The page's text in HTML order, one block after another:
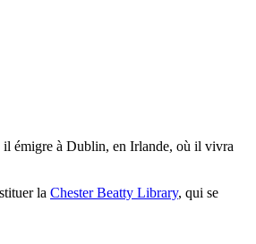
émigre à Dublin, en Irlande, où il vivra
la Chester Beatty Library, qui se